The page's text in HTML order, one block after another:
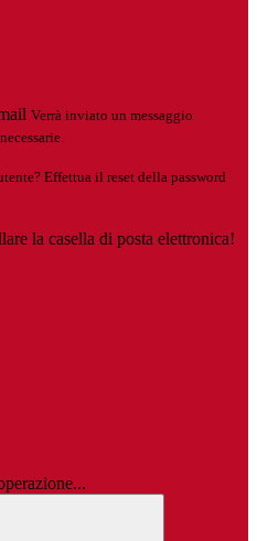
Verrà inviato un messaggio
Effettua il reset della password
la casella di posta elettronica!